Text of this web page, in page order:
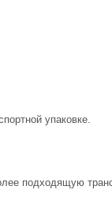
упаковке.
подходящую